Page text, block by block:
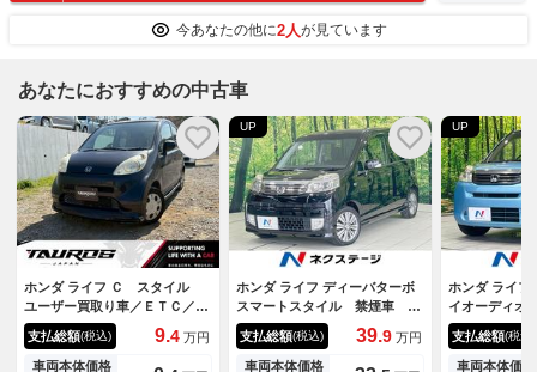
今あなたの他に2人が見ています
あなたにおすすめの中古車
ホンダ ライフ Ｃ スタイル
ユーザー買取り車／ＥＴＣ／パ
ワーウインドウ／パワーステア
リング／エアーバック／エアロ
／ＡＢＳ装置／キーレスキー
支払総額(税込) 9.4 万円
車両本体価格
UP
ホンダ ライフ ディーバターボ
スマートスタイル 禁煙車 ス
マートキー ＨＩＤヘッド 純
正１４インチアルミ オートエ
アコン ＣＤ 盗難防止装置
支払総額(税込) 39.9 万円
車両本体価格
UP
ホンダ ライ
イオーディ
禁煙車 ＥＴ
ニティミラ
パワーウィ
支払総額(税込)
車両本体価格